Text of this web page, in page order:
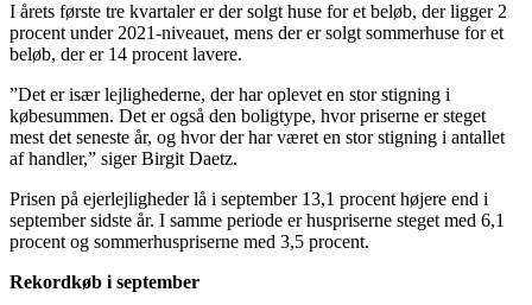
I årets første tre kvartaler er der solgt huse for et beløb, der ligger 2
procent under 2021-niveauet, mens der er solgt sommerhuse for et
beløb, der er 14 procent lavere.
”Det er især lejlighederne, der har oplevet en stor stigning i
købesummen. Det er også den boligtype, hvor priserne er steget
mest det seneste år, og hvor der har været en stor stigning i antallet
af handler,” siger Birgit Daetz.
Prisen på ejerlejligheder lå i september 13,1 procent højere end i
september sidste år. I samme periode er huspriserne steget med 6,1
procent og sommerhuspriserne med 3,5 procent.
Rekordkøb i september